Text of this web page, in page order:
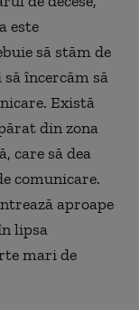
este
să stăm de
încercăm să
Există
din zona
care să dea
comunicare.
aproape
lipsa
mari de